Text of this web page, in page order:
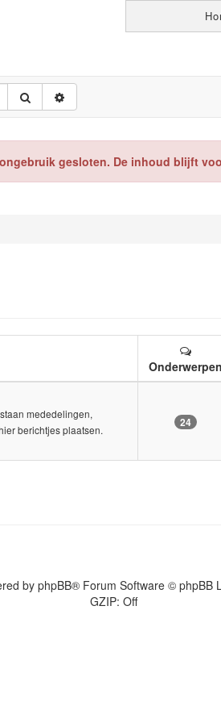
gesloten. De inhoud blijft
Onderwerpen
mededelingen,
berichtjes plaatsen.
24
byphpBB® Forum Software © phpBB
GZIP: Off